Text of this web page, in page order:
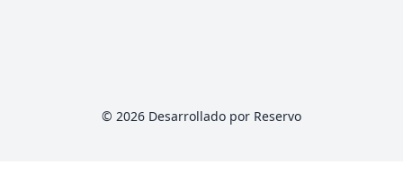
© 2026 Desarrollado por Reservo